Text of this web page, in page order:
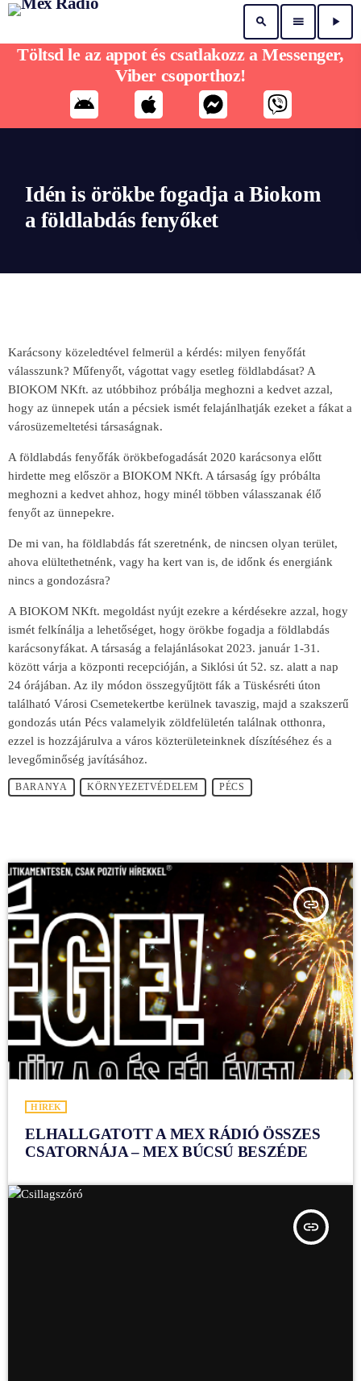
search menu play_arrow
Idén is örökbe fogadja a Biokom
a földlabdás fenyőket
Karácsony közeledtével felmerül a kérdés: milyen fenyőfát
válasszunk? Műfenyőt, vágottat vagy esetleg földlabdásat? A
BIOKOM NKft. az utóbbihoz próbálja meghozni a kedvet azzal,
hogy az ünnepek után a pécsiek ismét felajánlhatják ezeket a fákat a
városüzemeltetési társaságnak.
A földlabdás fenyőfák örökbefogadását 2020 karácsonya előtt
hirdette meg először a BIOKOM NKft. A társaság így próbálta
meghozni a kedvet ahhoz, hogy minél többen válasszanak élő
fenyőt az ünnepekre.
De mi van, ha földlabdás fát szeretnénk, de nincsen olyan terület,
ahova elültethetnénk, vagy ha kert van is, de időnk és energiánk
nincs a gondozásra?
A BIOKOM NKft. megoldást nyújt ezekre a kérdésekre azzal, hogy
ismét felkínálja a lehetőséget, hogy örökbe fogadja a földlabdás
karácsonyfákat. A társaság a felajánlásokat 2023. január 1-31.
között várja a központi recepcióján, a Siklósi út 52. sz. alatt a nap
24 órájában. Az ily módon összegyűjtött fák a Tüskésréti úton
található Városi Csemetekertbe kerülnek tavaszig, majd a szakszerű
gondozás után Pécs valamelyik zöldfelületén találnak otthonra,
ezzel is hozzájárulva a város közterületeinknek díszítéséhez és a
levegőminőség javításához.
BARANYA KÖRNYEZETVÉDELEM PÉCS
insert_link
HÍREK
ELHALLGATOTT A MEX RÁDIÓ ÖSSZES
CSATORNÁJA – MEX BÚCSÚ BESZÉDE
insert_link
Töltsd le az appot és csatlakozz a Messenger,
Viber csoporthoz!